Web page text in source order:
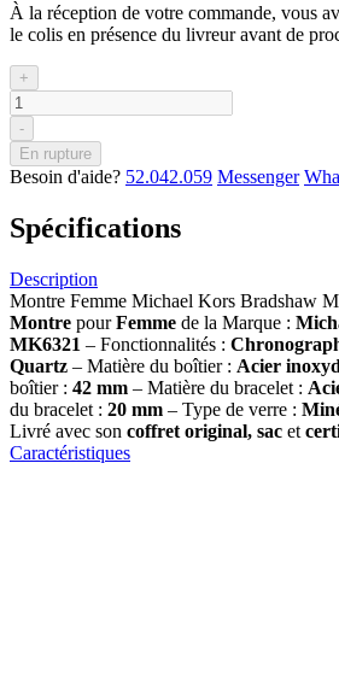
À la réception de votre commande, vous
le colis en présence du livreur avant de
+
-
En rupture
Besoin d'aide? 52.042.059 Messenger
Spécifications
Description
Montre Femme Michael Kors Bradshaw
Montre pourFemme de la Marque :
MK6321 – Fonctionnalités :
Quartz – Matière du boîtier : Acier
boîtier : 42 mm – Matière du bracelet :
du bracelet : 20 mm – Type de verre :
Livré avec son coffret original, sac et
Caractéristiques